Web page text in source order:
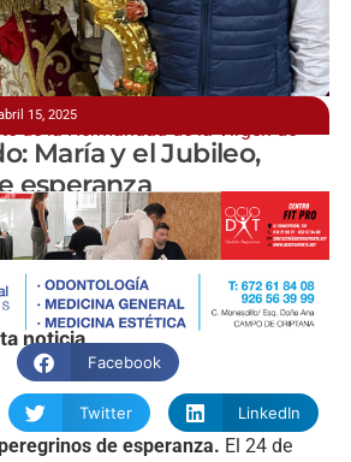
15, 2025
de la Hermandad de la Virgen de
María y el Jubileo,
esperanza
noticia
Facebook
Twitter LinkedIn
de esperanza. El 24 de